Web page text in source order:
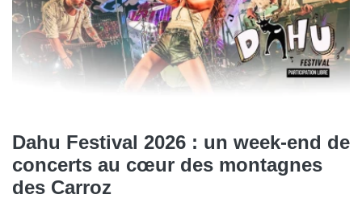
Dahu Festival 2026 : un week-end de
concerts au cœur des montagnes
des Carroz